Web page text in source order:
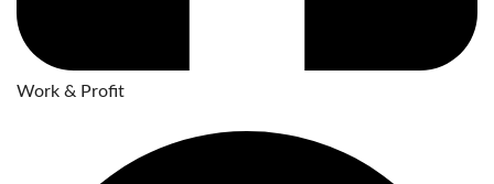
Work & Profit